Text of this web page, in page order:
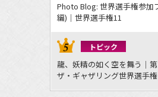
Photo Blog: 世界選手権参加
編)｜世界選手権11
トピック
龍、妖精の如く空を舞う｜
ザ・ギャザリング世界選手権